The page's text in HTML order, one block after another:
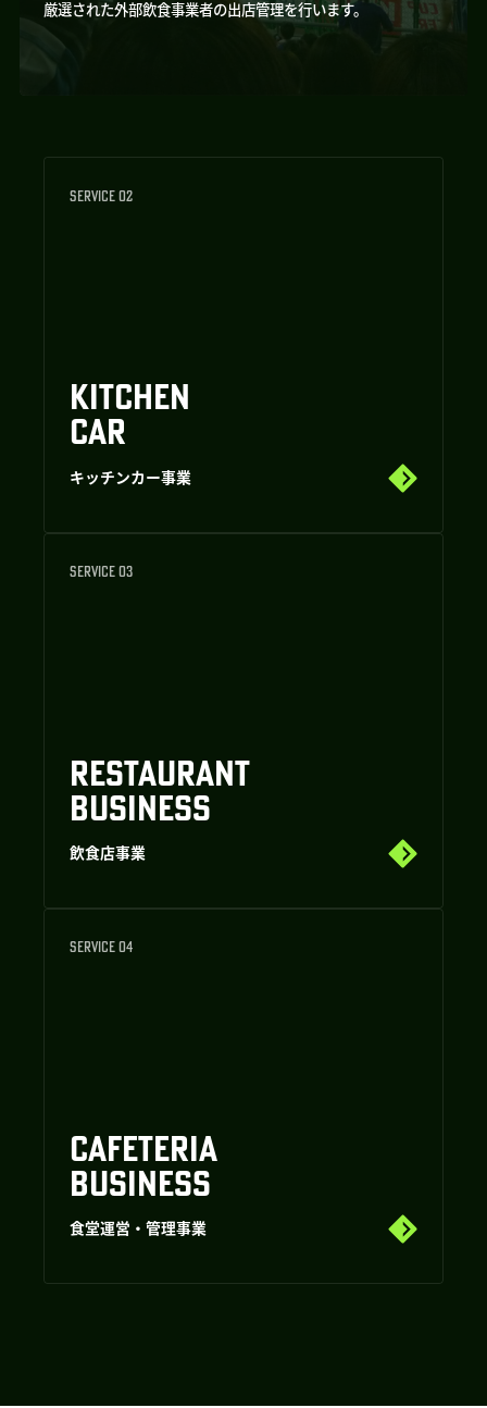
厳選された外部飲食事業者の出店管理を行います。
SERVICE 02
KITCHEN
CAR
キッチンカー事業
SERVICE 03
RESTAURANT
BUSINESS
飲食店事業
SERVICE 04
CAFETERIA
BUSINESS
食堂運営・管理事業